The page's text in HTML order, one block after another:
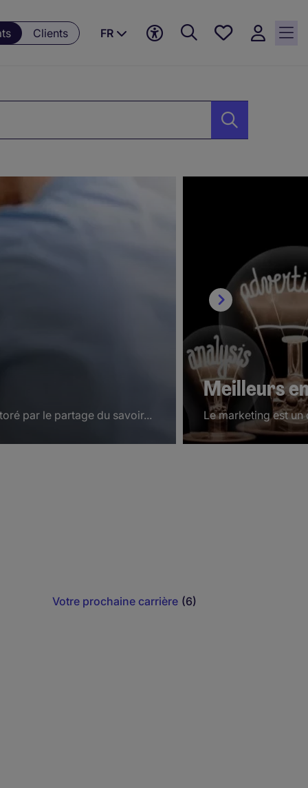
Clients FR
Mes
jobs
par le partage du savoir...
Meilleurs
Le marketing est un
Votre prochaine carrière (6)